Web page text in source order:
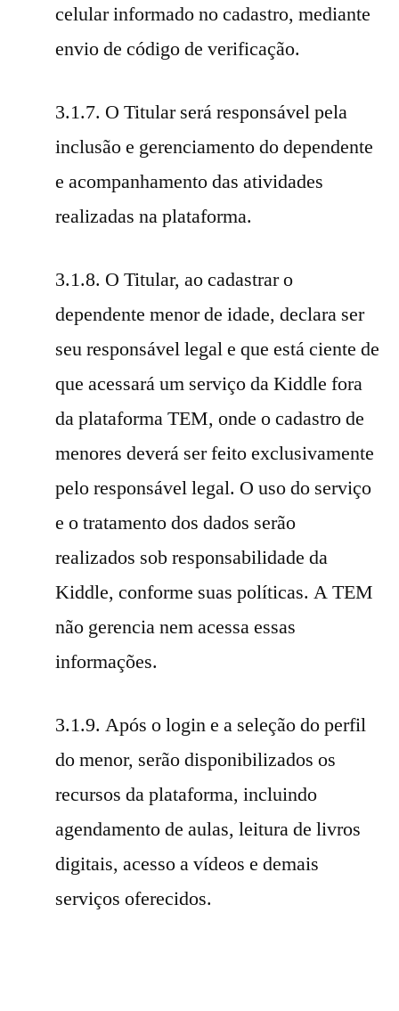
celular informado no cadastro, mediante
envio de código de verificação.
3.1.7. O Titular será responsável pela
inclusão e gerenciamento do dependente
e acompanhamento das atividades
realizadas na plataforma.
3.1.8. O Titular, ao cadastrar o
dependente menor de idade, declara ser
seu responsável legal e que está ciente de
que acessará um serviço da Kiddle fora
da plataforma TEM, onde o cadastro de
menores deverá ser feito exclusivamente
pelo responsável legal. O uso do serviço
e o tratamento dos dados serão
realizados sob responsabilidade da
Kiddle, conforme suas políticas. A TEM
não gerencia nem acessa essas
informações.
3.1.9. Após o login e a seleção do perfil
do menor, serão disponibilizados os
recursos da plataforma, incluindo
agendamento de aulas, leitura de livros
digitais, acesso a vídeos e demais
serviços oferecidos.